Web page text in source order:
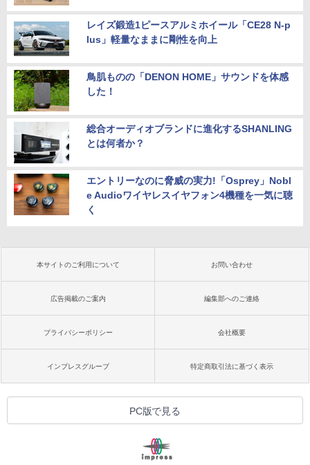
レイズ鍛造1ピースアルミホイール「CE28 N-p
lus」軽量なままに剛性を向上
鳥肌ものの「DENON HOME」サウンドを体感
した！
総合オーディオブランドに進化するSHANLING
とは何者か？
エントリーなのに脅威の実力!「Osprey」Nobl
e Audioワイヤレスイヤフォン4機種を一気に聴
く
本サイトのご利用について お問い合わせ
広告掲載のご案内 編集部へのご連絡
プライバシーポリシー 会社概要
インプレスグループ 特定商取引法に基づく表示
PC版で見る